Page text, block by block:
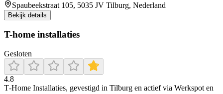
Spaubeekstraat 105, 5035 JV Tilburg, Nederland
Bekijk details
T-home installaties
Gesloten
4.8
T‑Home Installaties, gevestigd in Tilburg en actief via Werkspot en